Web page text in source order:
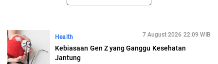
Health 7 August 2026 22:09 WIB
Kebiasaan Gen Z yang Ganggu Kesehatan
Jantung